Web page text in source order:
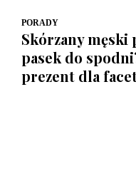
PORADY
Skórzany męski
pasek do
prezent dla